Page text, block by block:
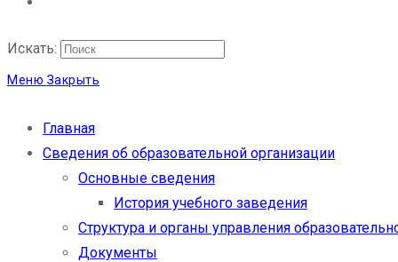
Искать:
Меню Закрыть
Главная
Сведения об образовательной организации
Основные сведения
История учебного заведения
Структура и органы управления
Документы